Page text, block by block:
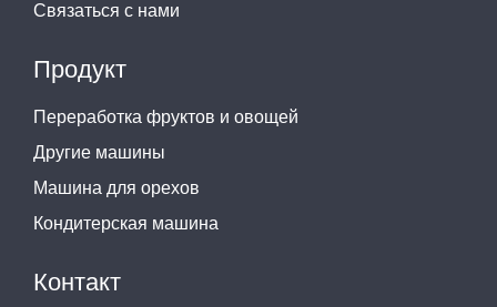
Связаться с нами
Продукт
Переработка фруктов и овощей
Другие машины
Машина для орехов
Кондитерская машина
Контакт